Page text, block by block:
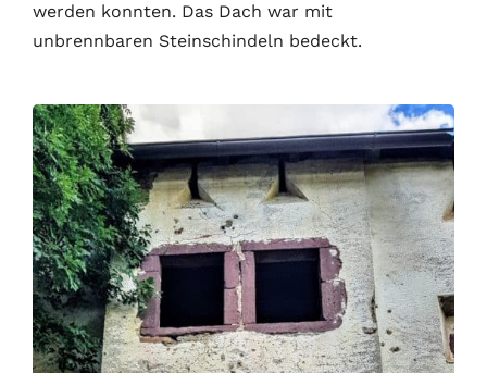
werden konnten. Das Dach war mit
unbrennbaren Steinschindeln bedeckt.